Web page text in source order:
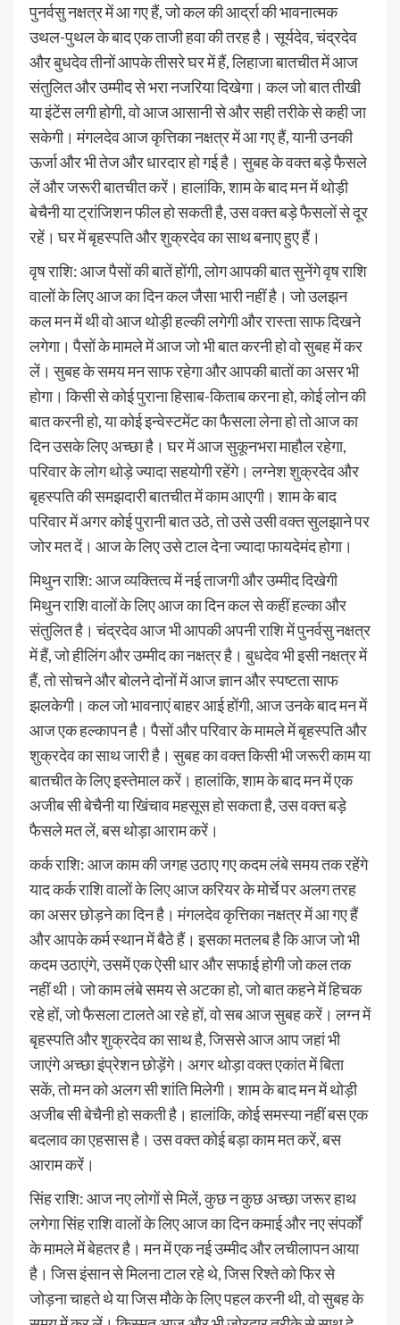
पुनर्वसु नक्षत्र में आ गए हैं, जो कल की आर्द्रा की भावनात्मक
उथल-पुथल के बाद एक ताजी हवा की तरह है। सूर्यदेव, चंद्रदेव
और बुधदेव तीनों आपके तीसरे घर में हैं, लिहाजा बातचीत में आज
संतुलित और उम्मीद से भरा नजरिया दिखेगा। कल जो बात तीखी
या इंटेंस लगी होगी, वो आज आसानी से और सही तरीके से कही जा
सकेगी। मंगलदेव आज कृत्तिका नक्षत्र में आ गए हैं, यानी उनकी
ऊर्जा और भी तेज और धारदार हो गई है। सुबह के वक्त बड़े फैसले
लें और जरूरी बातचीत करें। हालांकि, शाम के बाद मन में थोड़ी
बेचैनी या ट्रांजिशन फील हो सकती है, उस वक्त बड़े फैसलों से दूर
रहें। घर में बृहस्पति और शुक्रदेव का साथ बनाए हुए हैं।
वृष राशि: आज पैसों की बातें होंगी, लोग आपकी बात सुनेंगे वृष राशि
वालों के लिए आज का दिन कल जैसा भारी नहीं है। जो उलझन
कल मन में थी वो आज थोड़ी हल्की लगेगी और रास्ता साफ दिखने
लगेगा। पैसों के मामले में आज जो भी बात करनी हो वो सुबह में कर
लें। सुबह के समय मन साफ रहेगा और आपकी बातों का असर भी
होगा। किसी से कोई पुराना हिसाब-किताब करना हो, कोई लोन की
बात करनी हो, या कोई इन्वेस्टमेंट का फैसला लेना हो तो आज का
दिन उसके लिए अच्छा है। घर में आज सुकूनभरा माहौल रहेगा,
परिवार के लोग थोड़े ज्यादा सहयोगी रहेंगे। लग्नेश शुक्रदेव और
बृहस्पति की समझदारी बातचीत में काम आएगी। शाम के बाद
परिवार में अगर कोई पुरानी बात उठे, तो उसे उसी वक्त सुलझाने पर
जोर मत दें। आज के लिए उसे टाल देना ज्यादा फायदेमंद होगा।
मिथुन राशि: आज व्यक्तित्व में नई ताजगी और उम्मीद दिखेगी
मिथुन राशि वालों के लिए आज का दिन कल से कहीं हल्का और
संतुलित है। चंद्रदेव आज भी आपकी अपनी राशि में पुनर्वसु नक्षत्र
में हैं, जो हीलिंग और उम्मीद का नक्षत्र है। बुधदेव भी इसी नक्षत्र में
हैं, तो सोचने और बोलने दोनों में आज ज्ञान और स्पष्टता साफ
झलकेगी। कल जो भावनाएं बाहर आई होंगी, आज उनके बाद मन में
आज एक हल्कापन है। पैसों और परिवार के मामले में बृहस्पति और
शुक्रदेव का साथ जारी है। सुबह का वक्त किसी भी जरूरी काम या
बातचीत के लिए इस्तेमाल करें। हालांकि, शाम के बाद मन में एक
अजीब सी बेचैनी या खिंचाव महसूस हो सकता है, उस वक्त बड़े
फैसले मत लें, बस थोड़ा आराम करें।
कर्क राशि: आज काम की जगह उठाए गए कदम लंबे समय तक रहेंगे
याद कर्क राशि वालों के लिए आज करियर के मोर्चे पर अलग तरह
का असर छोड़ने का दिन है। मंगलदेव कृत्तिका नक्षत्र में आ गए हैं
और आपके कर्म स्थान में बैठे हैं। इसका मतलब है कि आज जो भी
कदम उठाएंगे, उसमें एक ऐसी धार और सफाई होगी जो कल तक
नहीं थी। जो काम लंबे समय से अटका हो, जो बात कहने में हिचक
रहे हों, जो फैसला टालते आ रहे हों, वो सब आज सुबह करें। लग्न में
बृहस्पति और शुक्रदेव का साथ है, जिससे आज आप जहां भी
जाएंगे अच्छा इंप्रेशन छोड़ेंगे। अगर थोड़ा वक्त एकांत में बिता
सकें, तो मन को अलग सी शांति मिलेगी। शाम के बाद मन में थोड़ी
अजीब सी बेचैनी हो सकती है। हालांकि, कोई समस्या नहीं बस एक
बदलाव का एहसास है। उस वक्त कोई बड़ा काम मत करें, बस
आराम करें।
सिंह राशि: आज नए लोगों से मिलें, कुछ न कुछ अच्छा जरूर हाथ
लगेगा सिंह राशि वालों के लिए आज का दिन कमाई और नए संपर्कों
के मामले में बेहतर है। मन में एक नई उम्मीद और लचीलापन आया
है। जिस इंसान से मिलना टाल रहे थे, जिस रिश्ते को फिर से
जोड़ना चाहते थे या जिस मौके के लिए पहल करनी थी, वो सुबह के